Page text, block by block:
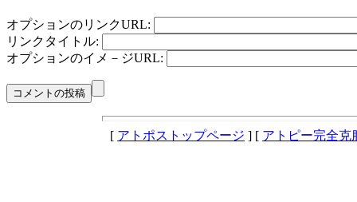
オプションのリンクURL:
リンクタイトル:
オプションのイメ－ジURL:
[ アトポストップページ ] [ アトピー完全克